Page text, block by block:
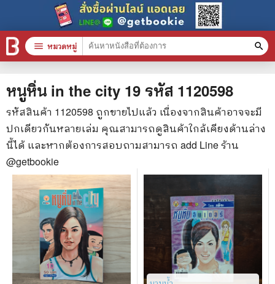
หนูหิ่น in the city 19 รหัส 1120598
รหัสสินค้า 1120598 ถูกขายไปแล้ว เนื่องจากสินค้าอาจจะมี
ปกเดียวกันหลายเล่ม คุณสามารถดูสินค้าใกล้เคียงด้านล่าง
นี้ได้ และหากต้องการสอบถามสามารถ add Line ร้าน
@getbookie
menu หมวดหมู่ search
หมวดหมู่สินค้า
หนังสือทั้งหมด
stars สินค้าใช้เฉพาะแต้มเท่านั้น
📚 หนังสือทั่วไป
🦄 วรรณกรรม นิยาย เรื่องสั้น
🎓 การศึกษา
😼 หนังสือการ์ตูน
🐲 หนังสือเด็ก